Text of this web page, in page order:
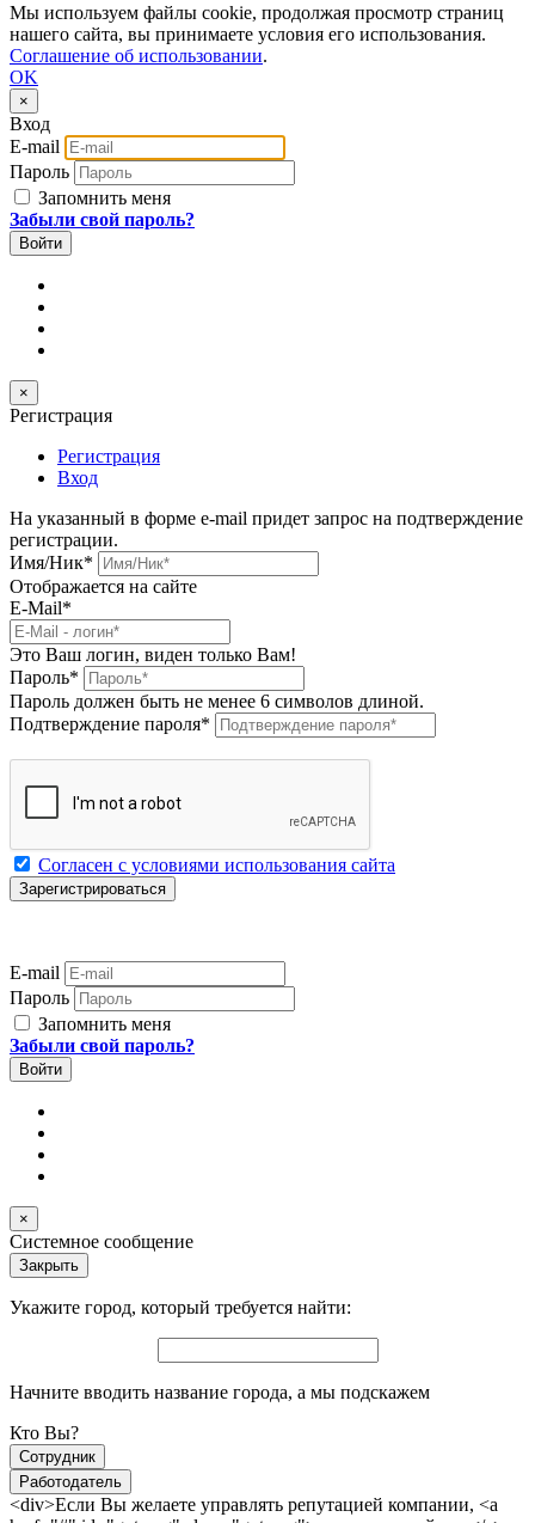
Мы используем файлы cookie, продолжая просмотр страниц
нашего сайта, вы принимаете условия его использования.
Соглашение об использовании.
OK
×
Вход
E-mail
Пароль
Запомнить меня
Забыли свой пароль?
×
Регистрация
Регистрация
Вход
На указанный в форме e-mail придет запрос на подтверждение
регистрации.
Имя/Ник*
Отображается на сайте
E-Mail*
Это Ваш логин, виден только Вам!
Пароль*
Пароль должен быть не менее 6 символов длиной.
Подтверждение пароля*
Согласен с условиями использования сайта
E-mail
Пароль
Запомнить меня
Забыли свой пароль?
×
Системное сообщение
Закрыть
Укажите город, который требуется найти:
Начните вводить название города, а мы подскажем
Кто Вы?
Сотрудник
Работодатель
<div>Если Вы желаете управлять репутацией компании, <a